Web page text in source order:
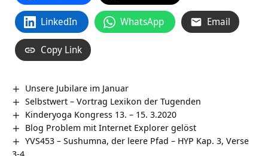
LinkedIn WhatsApp Email
Copy Link
Unsere Jubilare im Januar
Selbstwert – Vortrag Lexikon der Tugenden
Kinderyoga Kongress 13. – 15. 3.2020
Blog Problem mit Internet Explorer gelöst
YVS453 – Sushumna, der leere Pfad – HYP Kap. 3, Verse